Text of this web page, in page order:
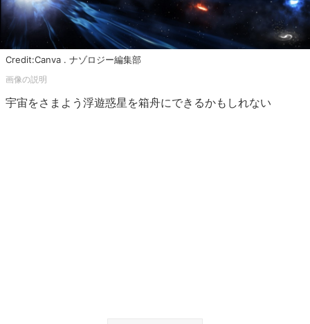
Credit:Canva . ナゾロジー編集部
宇宙をさまよう浮遊惑星を箱舟にできるかもしれない